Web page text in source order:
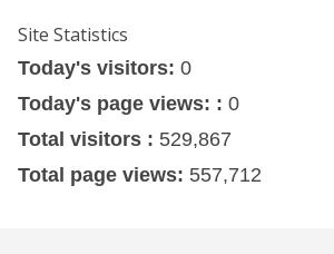
Site Statistics
Today's visitors: 0
Today's page views: : 0
Total visitors : 529,867
Total page views: 557,712